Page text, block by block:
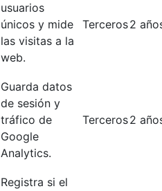
usuarios
únicos y mide
las visitas a la
web.
Terceros2
Guarda datos
de sesión y
tráfico de
Google
Analytics.
Terceros2
Registra si el